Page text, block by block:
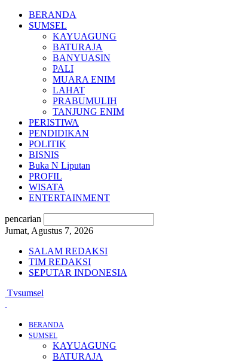
BERANDA
SUMSEL
KAYUAGUNG
BATURAJA
BANYUASIN
PALI
MUARA ENIM
LAHAT
PRABUMULIH
TANJUNG ENIM
PERISTIWA
PENDIDIKAN
POLITIK
BISNIS
Buka N Liputan
PROFIL
WISATA
ENTERTAINMENT
pencarian
Jumat, Agustus 7, 2026
SALAM REDAKSI
TIM REDAKSI
SEPUTAR INDONESIA
Tvsumsel
BERANDA
SUMSEL
KAYUAGUNG
BATURAJA